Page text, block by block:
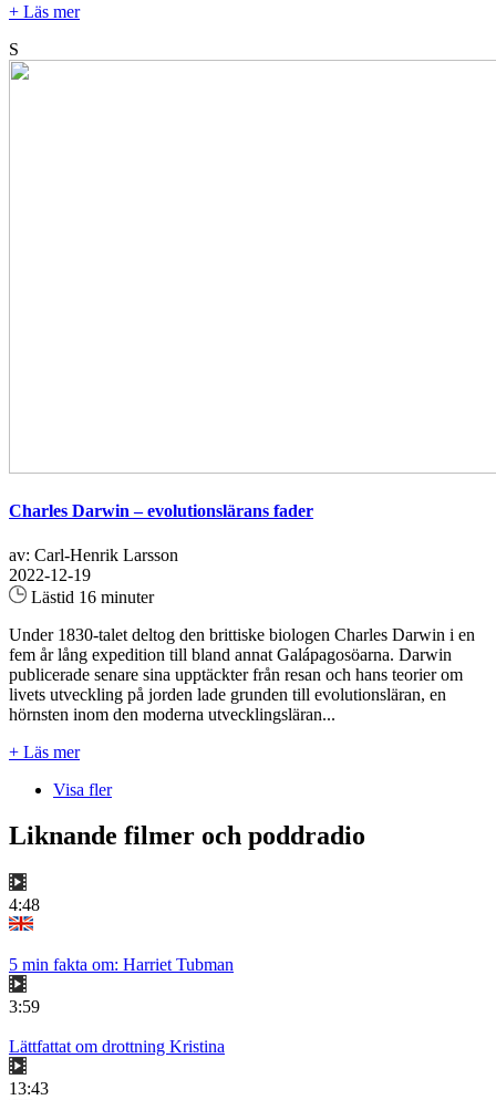
+ Läs mer
S
Charles Darwin – evolutionslärans fader
av: Carl-Henrik Larsson
2022-12-19
Lästid 16 minuter
Under 1830-talet deltog den brittiske biologen Charles Darwin i en
fem år lång expedition till bland annat Galápagosöarna. Darwin
publicerade senare sina upptäckter från resan och hans teorier om
livets utveckling på jorden lade grunden till evolutionsläran, en
hörnsten inom den moderna utvecklingsläran...
+ Läs mer
Visa fler
Liknande filmer och poddradio
4:48
5 min fakta om: Harriet Tubman
3:59
Lättfattat om drottning Kristina
13:43